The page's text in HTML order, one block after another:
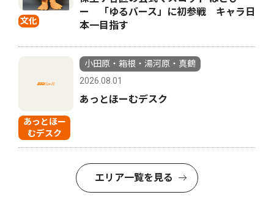
文化
ー 「ゆるバース」に初参戦 キャラ日
本一目指す
あっとほー
むデスク
小田原・箱根・湯河原・真鶴
2026.08.01
あっとほーむデスク
エリア一覧を見る